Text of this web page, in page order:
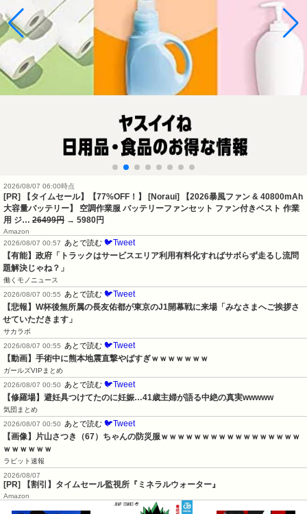
2026/08/07 06:00時点
[PR] 【タイムセール】【77%OFF！】 [Noraui] 【2026暴風ファン & 40800mAh
大容量バッテリー】 空調作業服 バッテリーファンセット ファン付きベスト 作業
用 ジ… 26499円 → 5980円
Amazon
2026/08/07 00:57
あとで読む 🐦Tweet
【有能】政府「トラックはサービスエリア利用有料化すればサボらず走るし流問
題解決じゃね？」
働くモノニュース
2026/08/07 00:55
あとで読む 🐦Tweet
【悲報】W杯後無所属の長友佑都が東京のJ1開幕戦に来場「みなさまへご挨拶さ
せていただきます」
サカラボ
2026/08/07 00:55
あとで読む 🐦Tweet
【動画】手術中に熊本地震直撃やばすぎｗｗｗｗｗｗｗ
ガールズVIPまとめ
2026/08/07 00:50
あとで読む 🐦Tweet
【修羅場】避妊具つけてたのに妊娠…41歳主婦が語る中絶の真実wwwww
気団まとめ
2026/08/07 00:50
あとで読む 🐦Tweet
【画像】片山さつき（67）ちゃんの防災服ｗｗｗｗｗｗｗｗｗｗｗｗｗｗｗｗｗ
ｗｗｗｗｗｗ
ラビット速報
2026/08/07
[PR] 【割引】タイムセール監視所『ミネラルウォーター』
Amazon